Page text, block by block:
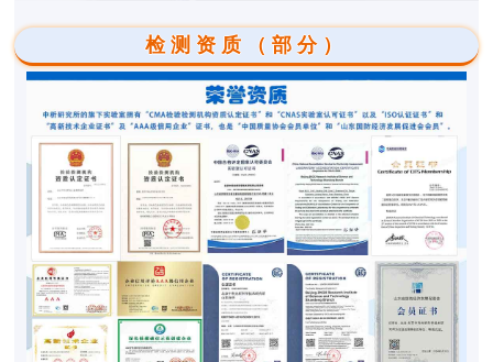
检测资质（部分）